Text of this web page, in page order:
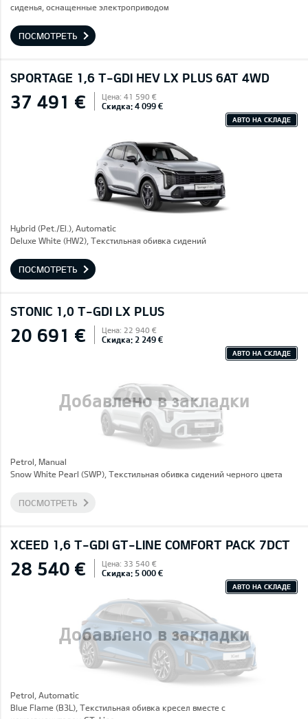
сиденья, оснащенные электроприводом
ПОСМОТРЕТЬ
SPORTAGE 1,6 T-GDI HEV LX PLUS 6AT 4WD
37 491 € Цена: 41 590 €
Скидка: 4 099 €
АВТО НА СКЛАДЕ
Hybrid (Pet./El.), Automatic
Deluxe White (HW2), Текстильная обивка сидений
ПОСМОТРЕТЬ
STONIC 1,0 T-GDI LX PLUS
Добавлено в закладки
20 691 € Цена: 22 940 €
Скидка: 2 249 €
АВТО НА СКЛАДЕ
Petrol, Manual
Snow White Pearl (SWP), Текстильная обивка сидений черного цвета
ПОСМОТРЕТЬ
XCEED 1,6 T-GDI GT-LINE COMFORT PACK 7DCT
Добавлено в закладки
28 540 € Цена: 33 540 €
Скидка: 5 000 €
АВТО НА СКЛАДЕ
Petrol, Automatic
Blue Flame (B3L), Текстильная обивка кресел вместе с